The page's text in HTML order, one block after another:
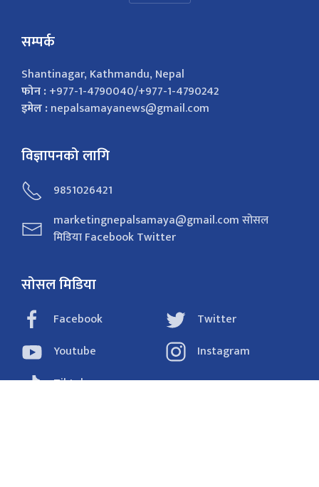
सम्पर्क
Shantinagar, Kathmandu, Nepal
फोन :+977-1-4790040/+977-1-4790242
इमेल :nepalsamayanews@gmail.com
विज्ञापनको लागि
9851026421
marketingnepalsamaya@gmail.com सोसल
मिडिया Facebook Twitter
सोसल मिडिया
Facebook
Twitter
Youtube
Instagram
Tiktok